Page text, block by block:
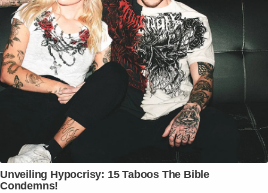
Unveiling Hypocrisy: 15 Taboos The Bible
Condemns!